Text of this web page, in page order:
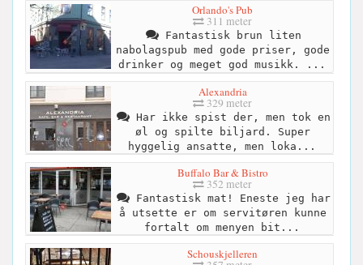
Orlando's Pub
311 meter
Fantastisk brun liten
nabolagspub med gode priser, gode
drinker og meget god musikk. ...
Alexandria
329 meter
Har ikke spist der, men tok en
øl og spilte biljard. Super
hyggelig ansatte, men loka...
Buffalo Bar & Bistro
352 meter
Fantastisk mat! Eneste jeg har
å utsette er om servitøren kunne
fortalt om menyen bit...
Schouskjelleren